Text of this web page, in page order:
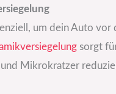
um dein Auto vor
sorgt
und Mikrokratzer